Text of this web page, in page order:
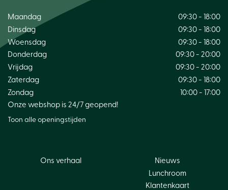
Maandag
09:30 - 18:00
Dinsdag
09:30 - 18:00
Woensdag
09:30 - 18:00
Donderdag
09:30 - 20:00
Vrijdag
09:30 - 20:00
Zaterdag
09:30 - 18:00
Zondag
10:00 - 17:00
Onze webshop is 24/7 geopend!
Toon alle openingstijden
Ons verhaal
Nieuws
Lunchroom
Klantenkaart